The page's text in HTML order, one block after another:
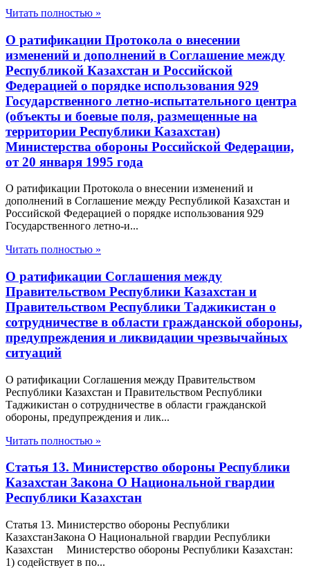
Читать полностью »
О ратификации Протокола о внесении
изменений и дополнений в Соглашение между
Республикой Казахстан и Российской
Федерацией о порядке использования 929
Государственного летно-испытательного центра
(объекты и боевые поля, размещенные на
территории Республики Казахстан)
Министерства обороны Российской Федерации,
от 20 января 1995 года
О ратификации Протокола о внесении изменений и
дополнений в Соглашение между Республикой Казахстан и
Российской Федерацией о порядке использования 929
Государственного летно-и...
Читать полностью »
О ратификации Соглашения между
Правительством Республики Казахстан и
Правительством Республики Таджикистан о
сотрудничестве в области гражданской обороны,
предупреждения и ликвидации чрезвычайных
ситуаций
О ратификации Соглашения между Правительством
Республики Казахстан и Правительством Республики
Таджикистан о сотрудничестве в области гражданской
обороны, предупреждения и лик...
Читать полностью »
Статья 13. Министерство обороны Республики
Казахстан Закона О Национальной гвардии
Республики Казахстан
Статья 13. Министерство обороны Республики
КазахстанЗакона О Национальной гвардии Республики
Казахстан Министерство обороны Республики Казахстан:
1) содействует в по...